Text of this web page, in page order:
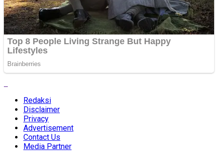
Redaksi
Disclaimer
Privacy
Advertisement
Contact Us
Media Partner